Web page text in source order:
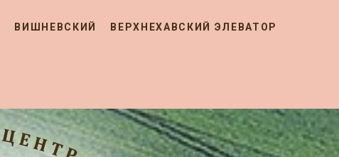
ВИШНЕВСКИЙ ВЕРХНЕХАВСКИЙ ЭЛЕВАТОР